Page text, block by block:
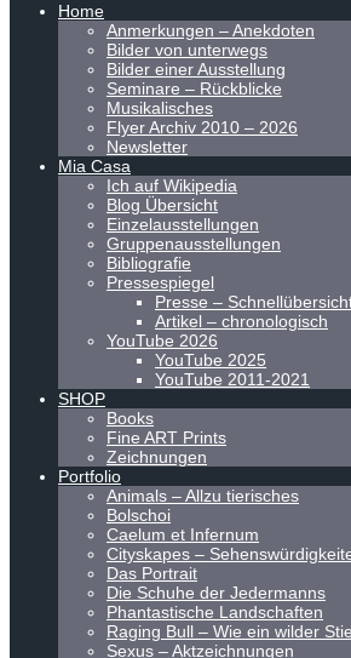
Home
Anmerkungen – Anekdoten
Bilder von unterwegs
Bilder einer Ausstellung
Seminare – Rückblicke
Musikalisches
Flyer Archiv 2010 – 2026
Newsletter
Mia Casa
Ich auf Wikipedia
Blog Übersicht
Einzelausstellungen
Gruppenausstellungen
Bibliografie
Pressespiegel
Presse –
Artikel – chronologisch
YouTube 2026
YouTube 2025
YouTube 2011-2021
SHOP
Books
Fine ART Prints
Zeichnungen
Portfolio
Animals – Allzu tierisches
Bolschoi
Caelum et Infernum
Cityskapes –
Das Portrait
Die Schuhe der Jedermanns
Phantastische Landschaften
Raging Bull – Wie ein wilder
Sexus – Aktzeichnungen